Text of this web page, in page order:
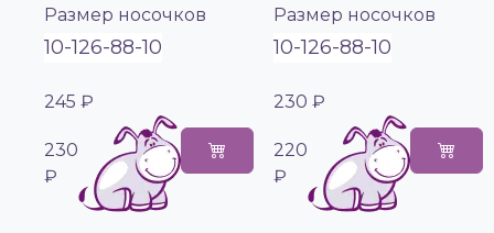
Размер носочков
10-126-88-10
245 ₽
230
₽
Размер носочков
10-126-88-10
230 ₽
220
₽